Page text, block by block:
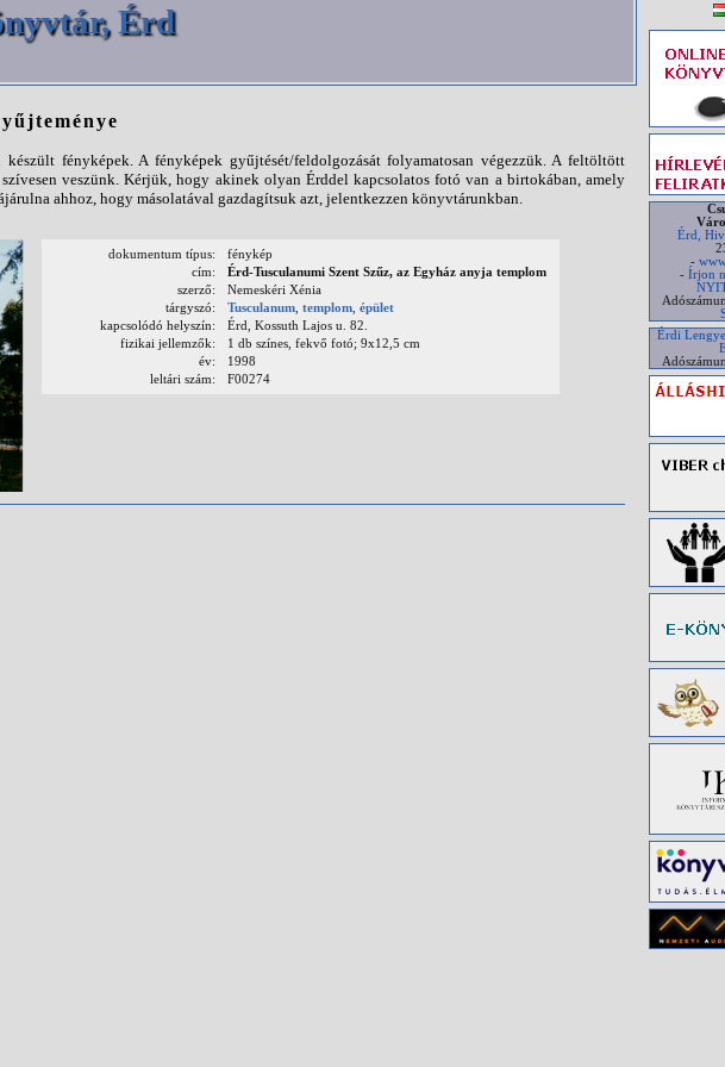
Érd
fényképek. A fényképek gyűjtését/feldolgozását folyamatosan végezzük. A feltöltött
veszünk. Kérjük, hogy akinek olyan Érddel kapcsolatos fotó van a birtokában, amely
ahhoz, hogy másolatával gazdagítsuk azt, jelentkezzen könyvtárunkban.
dokumentum típus:
fénykép
cím:
Érd-Tusculanumi Szent Szűz, az Egyház anyja templom
szerző:
Nemeskéri Xénia
tárgyszó:
Tusculanum templom épület
kapcsolódó helyszín:
Érd, Kossuth Lajos u. 82.
fizikai jellemzők:
1 db színes, fekvő fotó; 9x12,5 cm
év:
1998
leltári szám:
F00274
Érd,
-
- Írjon
Érdi